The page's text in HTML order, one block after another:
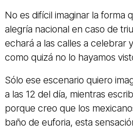
No es difícil imaginar la forma
alegría nacional en caso de
echará a las calles a celebrar
como quizá no lo hayamos
Sólo ese escenario quiero
a las 12 del día, mientras
porque creo que los
baño de euforia, esta